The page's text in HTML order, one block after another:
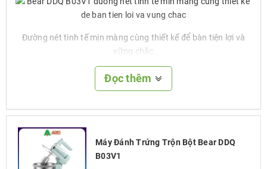
Đường nét tinh tế mịn màng cùng thiết kế để bàn tiện lợi và
vững chắc
Đọc thêm
Máy Đánh Trứng Trộn Bột Bear DDQ
B03V1